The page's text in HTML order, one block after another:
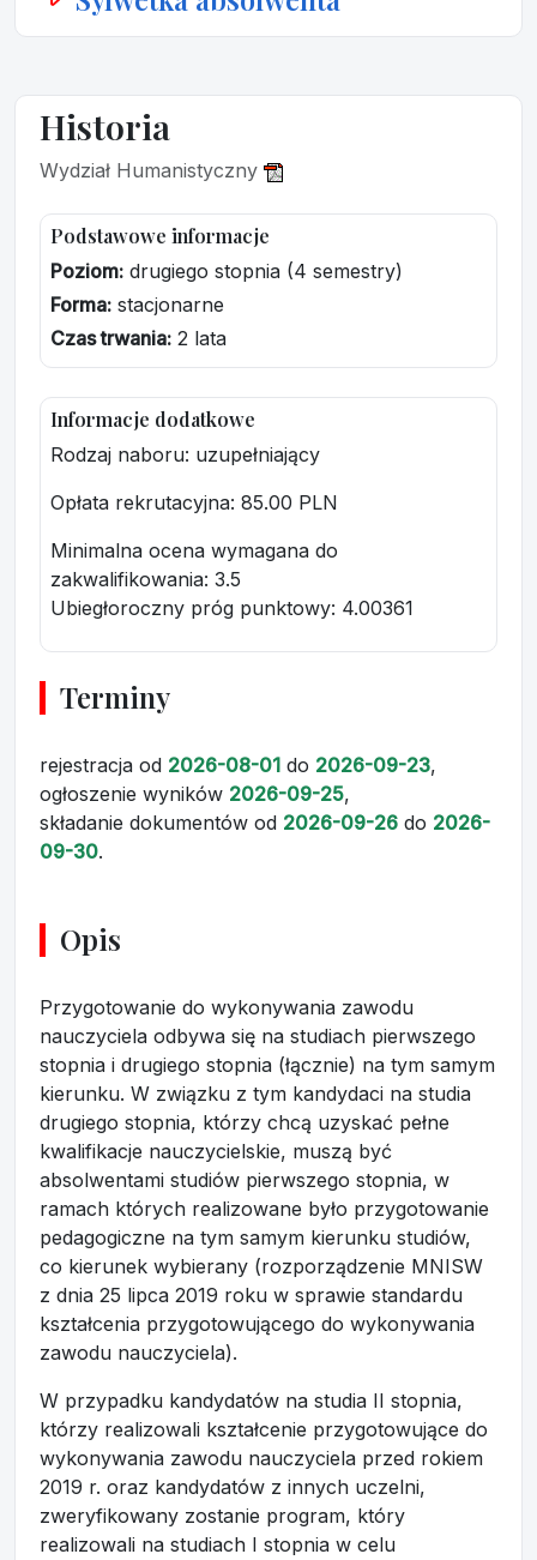
Historia
Wydział Humanistyczny
Podstawowe informacje
Poziom: drugiego stopnia (4 semestry)
Forma: stacjonarne
Czas trwania: 2 lata
Informacje dodatkowe
Rodzaj naboru: uzupełniający
Opłata rekrutacyjna: 85.00 PLN
Minimalna ocena wymagana do
zakwalifikowania: 3.5
Ubiegłoroczny próg punktowy: 4.00361
Terminy
rejestracja od 2026-08-01 do 2026-09-23,
ogłoszenie wyników 2026-09-25,
składanie dokumentów od 2026-09-26 do 2026-
09-30.
Opis
Przygotowanie do wykonywania zawodu
nauczyciela odbywa się na studiach pierwszego
stopnia i drugiego stopnia (łącznie) na tym samym
kierunku. W związku z tym kandydaci na studia
drugiego stopnia, którzy chcą uzyskać pełne
kwalifikacje nauczycielskie, muszą być
absolwentami studiów pierwszego stopnia, w
ramach których realizowane było przygotowanie
pedagogiczne na tym samym kierunku studiów,
co kierunek wybierany (rozporządzenie MNISW
z dnia 25 lipca 2019 roku w sprawie standardu
kształcenia przygotowującego do wykonywania
zawodu nauczyciela).
W przypadku kandydatów na studia II stopnia,
którzy realizowali kształcenie przygotowujące do
wykonywania zawodu nauczyciela przed rokiem
2019 r. oraz kandydatów z innych uczelni,
zweryfikowany zostanie program, który
realizowali na studiach I stopnia w celu